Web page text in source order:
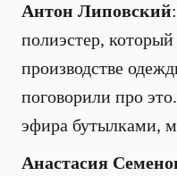
Антон Липовский
полиэстер, который
производстве
поговорили про
эфира бутылками,
Анастасия